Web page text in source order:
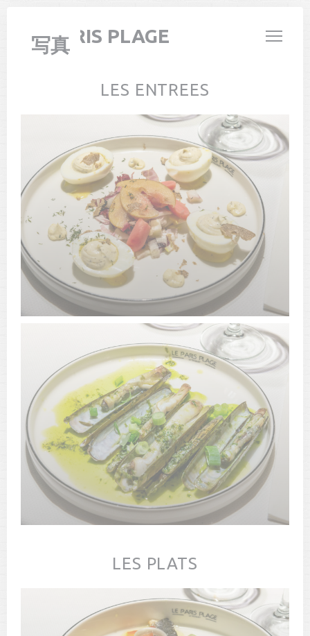
LE PARIS PLAGE
写真
LES ENTREES
LES PLATS